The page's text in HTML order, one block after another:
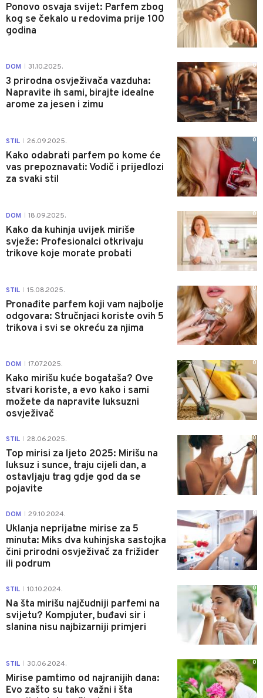
Ponovo osvaja svijet: Parfem zbog
kog se čekalo u redovima prije 100
godina
DOM 31.10.2025.
3 prirodna osvježivača vazduha:
Napravite ih sami, birajte idealne
arome za jesen i zimu
0
STIL 26.09.2025.
Kako odabrati parfem po kome će
vas prepoznavati: Vodič i prijedlozi
za svaki stil
0
DOM 18.09.2025.
Kako da kuhinja uvijek miriše
svježe: Profesionalci otkrivaju
trikove koje morate probati
0
STIL 15.08.2025.
Pronađite parfem koji vam najbolje
odgovara: Stručnjaci koriste ovih 5
trikova i svi se okreću za njima
0
DOM 17.07.2025.
Kako mirišu kuće bogataša? Ove
stvari koriste, a evo kako i sami
možete da napravite luksuzni
osvježivač
0
STIL 28.06.2025.
Top mirisi za ljeto 2025: Mirišu na
luksuz i sunce, traju cijeli dan, a
ostavljaju trag gdje god da se
pojavite
0
DOM 29.10.2024.
Uklanja neprijatne mirise za 5
minuta: Miks dva kuhinjska sastojka
čini prirodni osvježivač za frižider
ili podrum
0
STIL 10.10.2024.
Na šta mirišu najčudniji parfemi na
svijetu? Kompjuter, buđavi sir i
slanina nisu najbizarniji primjeri
0
STIL 30.06.2024.
Mirise pamtimo od najranijih dana:
Evo zašto su tako važni i šta
0